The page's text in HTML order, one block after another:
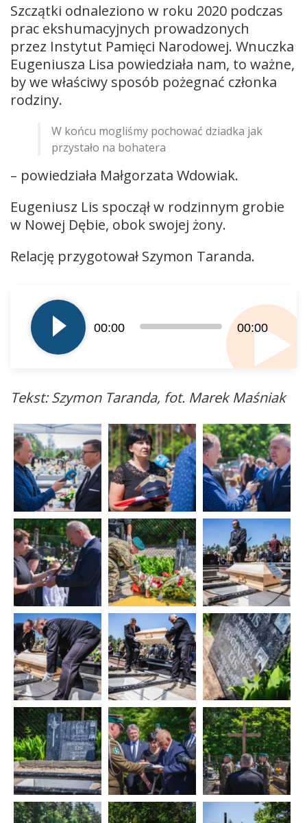
Szczątki odnaleziono w roku 2020 podczas
prac ekshumacyjnych prowadzonych
przez Instytut Pamięci Narodowej. Wnuczka
Eugeniusza Lisa powiedziała nam, to ważne,
by we właściwy sposób pożegnać członka
rodziny.
W końcu mogliśmy pochować dziadka jak
przystało na bohatera
– powiedziała Małgorzata Wdowiak.
Eugeniusz Lis spoczął w rodzinnym grobie
w Nowej Dębie, obok swojej żony.
Relację przygotował Szymon Taranda.
plików
dźwiękowych
00:00 00:00
Tekst: Szymon Taranda, fot. Marek Maśniak